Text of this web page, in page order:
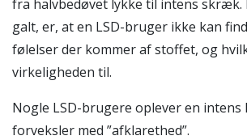
fra halvbedøvet lykke til intens skræk.
galt, er, at en LSD-bruger ikke kan
følelser der kommer af stoffet, og
virkeligheden til.
Nogle LSD-brugere oplever en intens
forveksler med ”afklarethed”.